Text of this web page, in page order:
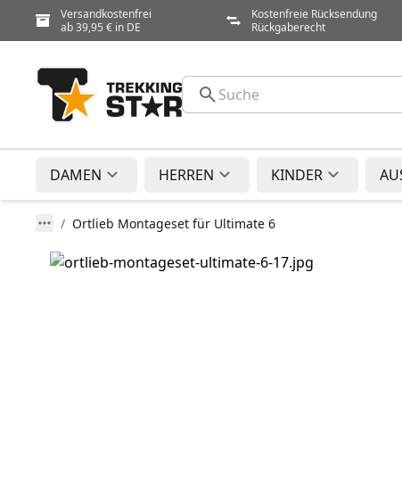
Versandkostenfrei
ab 39,95 € in DE
Kostenfreie Rücksendung
Rückgaberecht
DAMEN HERREN KINDER
Ortlieb Montageset für Ultimate 6